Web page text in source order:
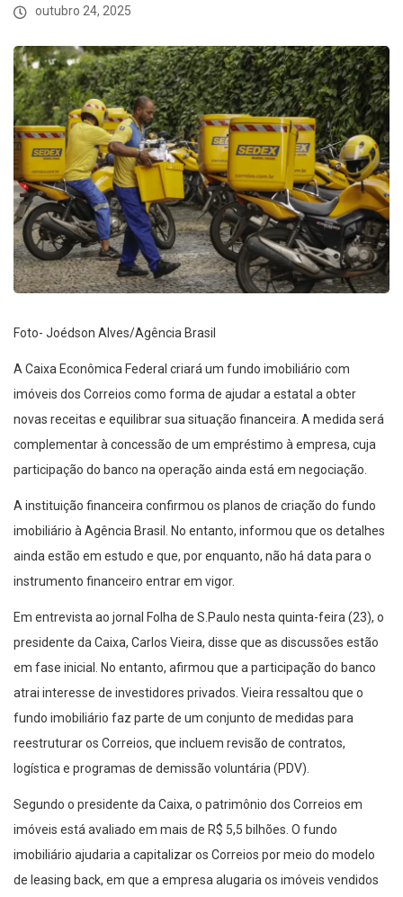
outubro 24, 2025
Foto- Joédson Alves/Agência Brasil
A Caixa Econômica Federal criará um fundo imobiliário com
imóveis dos Correios como forma de ajudar a estatal a obter
novas receitas e equilibrar sua situação financeira. A medida será
complementar à concessão de um empréstimo à empresa, cuja
participação do banco na operação ainda está em negociação.
A instituição financeira confirmou os planos de criação do fundo
imobiliário à Agência Brasil. No entanto, informou que os detalhes
ainda estão em estudo e que, por enquanto, não há data para o
instrumento financeiro entrar em vigor.
Em entrevista ao jornal Folha de S.Paulo nesta quinta-feira (23), o
presidente da Caixa, Carlos Vieira, disse que as discussões estão
em fase inicial. No entanto, afirmou que a participação do banco
atrai interesse de investidores privados. Vieira ressaltou que o
fundo imobiliário faz parte de um conjunto de medidas para
reestruturar os Correios, que incluem revisão de contratos,
logística e programas de demissão voluntária (PDV).
Segundo o presidente da Caixa, o patrimônio dos Correios em
imóveis está avaliado em mais de R$ 5,5 bilhões. O fundo
imobiliário ajudaria a capitalizar os Correios por meio do modelo
de leasing back, em que a empresa alugaria os imóveis vendidos